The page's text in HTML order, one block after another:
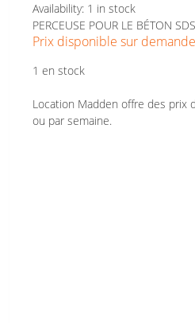
Availability: 1 in stock
PERCEUSE POUR LE BÉTON
Prix disponible sur demande
1 en stock
Location Madden offre des prix
ou par semaine.